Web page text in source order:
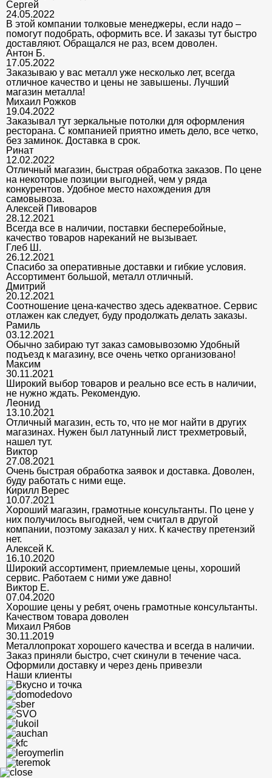
Сергей
24.05.2022
В этой компании толковые менеджеры, если надо –
помогут подобрать, оформить все. И заказы тут быстро
доставляют. Обращался не раз, всем доволен.
Антон Б.
17.05.2022
Заказываю у вас металл уже несколько лет, всегда
отличное качество и цены не завышены. Лучший
магазин металла!
Михаил Рожков
19.04.2022
Заказывал тут зеркальные потолки для оформления
ресторана. С компанией приятно иметь дело, все четко,
без заминок. Доставка в срок.
Ринат
12.02.2022
Отличный магазин, быстрая обработка заказов. По цене
на некоторые позиции выгодней, чем у ряда
конкурентов. Удобное место нахождения для
самовывоза.
Алексей Пивоваров
28.12.2021
Всегда все в наличии, поставки бесперебойные,
качество товаров нареканий не вызывает.
Глеб Ш.
26.12.2021
Спасибо за оперативные доставки и гибкие условия.
Ассортимент большой, металл отличный.
Дмитрий
20.12.2021
Соотношение цена-качество здесь адекватное. Сервис
отлажен как следует, буду продолжать делать заказы.
Рамиль
03.12.2021
Обычно забираю тут заказ самовывозомю Удобный
подъезд к магазину, все очень четко организовано!
Максим
30.11.2021
Широкий выбор товаров и реально все есть в наличии,
не нужно ждать. Рекомендую.
Леонид
13.10.2021
Отличный магазин, есть то, что не мог найти в других
магазинах. Нужен был латунный лист трехметровый,
нашел тут.
Виктор
27.08.2021
Очень быстрая обработка заявок и доставка. Доволен,
буду работать с ними еще.
Кирилл Верес
10.07.2021
Хороший магазин, грамотные консультанты. По цене у
них получилось выгодней, чем считал в другой
компании, поэтому заказал у них. К качеству претензий
нет.
Алексей К.
16.10.2020
Широкий ассортимент, приемлемые цены, хороший
сервис. Работаем с ними уже давно!
Виктор Е.
07.04.2020
Хорошие цены у ребят, очень грамотные консультанты.
Качеством товара доволен
Михаил Рябов
30.11.2019
Металлопрокат хорошего качества и всегда в наличии.
Заказ приняли быстро, счет скинули в течение часа.
Оформили доставку и через день привезли
Наши клиенты